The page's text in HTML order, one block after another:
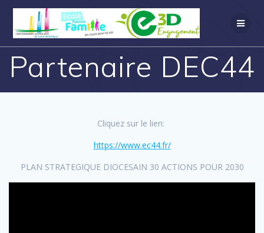
Partenaire DEC44
Cliquez sur le lien:
https://www.ec44.fr/
PLAN STRATEGIQUE DIOCESAIN 30 ACTIONS POUR 2030